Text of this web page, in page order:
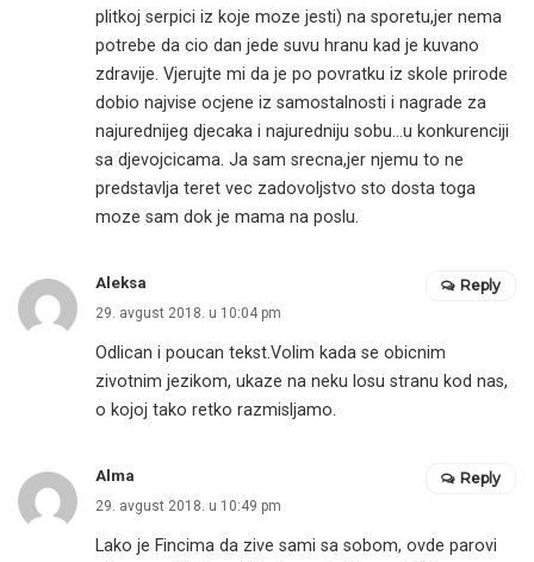
plitkoj serpici iz koje moze jesti) na sporetu,jer nema
potrebe da cio dan jede suvu hranu kad je kuvano
zdravije. Vjerujte mi da je po povratku iz skole prirode
dobio najvise ocjene iz samostalnosti i nagrade za
najurednijeg djecaka i najuredniju sobu…u konkurenciji
sa djevojcicama. Ja sam srecna,jer njemu to ne
predstavlja teret vec zadovoljstvo sto dosta toga
moze sam dok je mama na poslu.
Aleksa
29. avgust 2018. u 10:04 pm
Odlican i poucan tekst.Volim kada se obicnim
zivotnim jezikom, ukaze na neku losu stranu kod nas,
o kojoj tako retko razmisljamo.
Reply
Alma
29. avgust 2018. u 10:49 pm
Lako je Fincima da zive sami sa sobom, ovde parovi
Reply